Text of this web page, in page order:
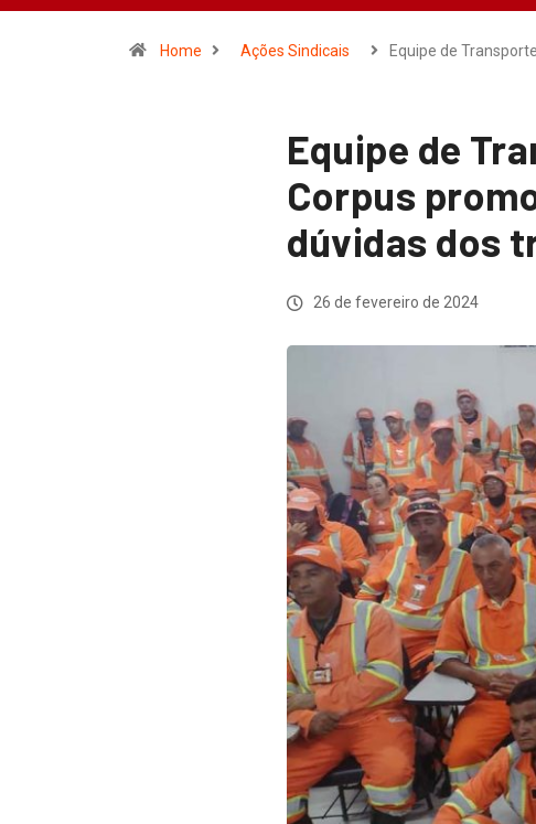
Home Ações Sindicais Equipe de
Equipe de
Corpus
dúvidas dos
26 de fevereiro de 2024